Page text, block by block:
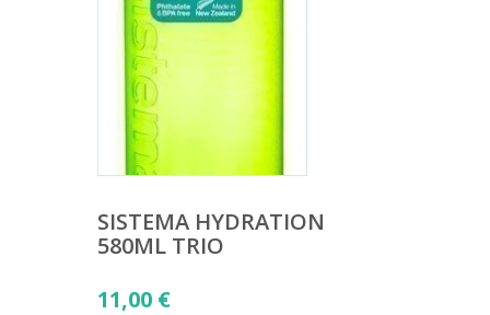
SISTEMA HYDRATION
580ML TRIO
11,00 €